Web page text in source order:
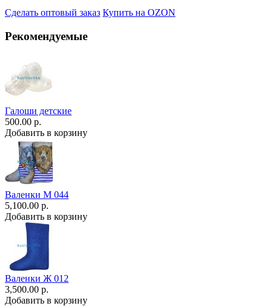
Сделать оптовый заказ Купить на OZON
Рекомендуемые
Галоши детские
500.00 р.
Добавить в корзину
Валенки М 044
5,100.00 р.
Добавить в корзину
Валенки Ж 012
3,500.00 р.
Добавить в корзину